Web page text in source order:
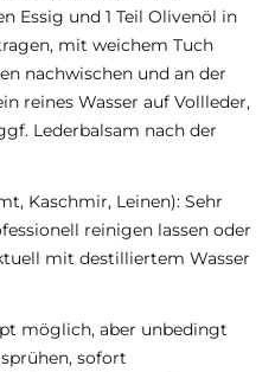
Essig und 1 Teil Olivenöl in
mit weichem Tuch
nachwischen und an der
reines Wasser auf Vollleder,
Lederbalsam nach der
Kaschmir, Leinen): Sehr
reinigen lassen oder
mit destilliertem Wasser
möglich, aber unbedingt
sofort